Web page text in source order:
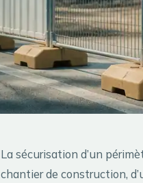
La sécurisation d’un
chantier de construction,